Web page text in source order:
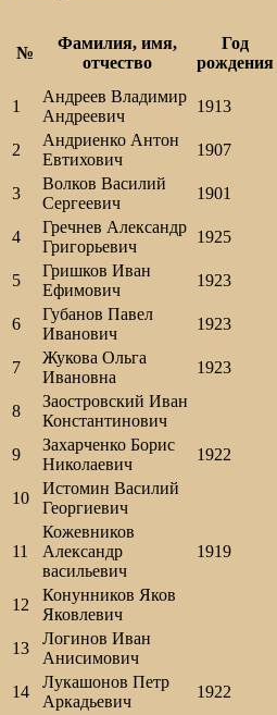
№
Фамилия, имя,
отчество
Год
рождения
1
Андреев Владимир
Андреевич
1913
2
Андриенко Антон
Евтихович
1907
3
Волков Васи­лий
Сергеевич
1901
4
Гречнев Александр
Григорьевич
1925
5
Гришков Иван
Ефимович
1923
6
Губанов Павел
Иванович
1923
7
Жукова Ольга
Ивановна
1923
8
Заостровский Иван
Константинович
9
Захарченко Борис
Николаевич
192­2
10
Истомин Василий
Георгиевич
11
Кожевников
Александр
васильевич
1919
12
Конунников Яков
Яковлевич
13
Логинов Иван
Анисимович
14
Лукашонов Петр
Аркадьевич
1922